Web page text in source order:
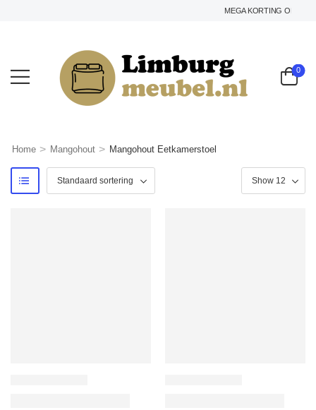
MEGA KORTING OP HET
0
Home > Mangohout > Mangohout Eetkamerstoel